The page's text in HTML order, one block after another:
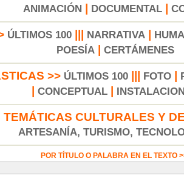
ANIMACIÓN
DOCUMENTAL|
ÚLTIMOS 100 NARRATIVA
POESÍA| CERTÁMENES
>> ÚLTIMOS 100 FOTO
CONCEPTUAL
TEMÁTICAS CULTURALES Y
ARTESANÍA, TURISMO,
POR TÍTULO O PALABRA EN EL TEXTO